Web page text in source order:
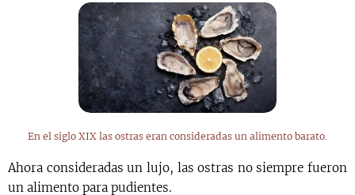
En el siglo XIX las ostras eran consideradas un alimento barato.
Ahora consideradas un lujo, las ostras no siempre fueron
un alimento para pudientes.